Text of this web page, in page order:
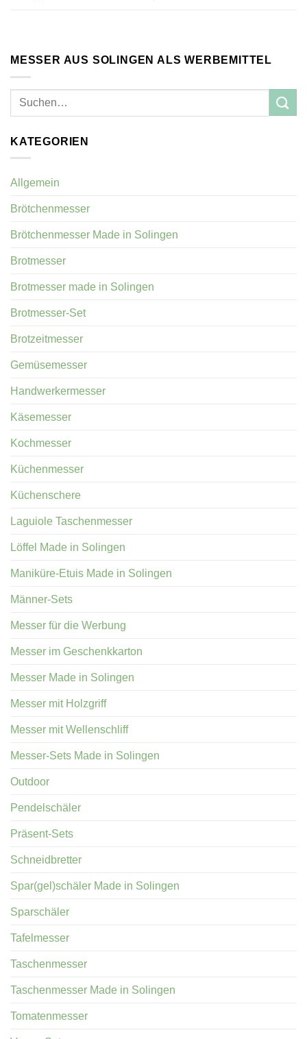
MESSER AUS SOLINGEN ALS WERBEMITTEL
KATEGORIEN
Allgemein
Brötchenmesser
Brötchenmesser Made in Solingen
Brotmesser
Brotmesser made in Solingen
Brotmesser-Set
Brotzeitmesser
Gemüsemesser
Handwerkermesser
Käsemesser
Kochmesser
Küchenmesser
Küchenschere
Laguiole Taschenmesser
Löffel Made in Solingen
Maniküre-Etuis Made in Solingen
Männer-Sets
Messer für die Werbung
Messer im Geschenkkarton
Messer Made in Solingen
Messer mit Holzgriff
Messer mit Wellenschliff
Messer-Sets Made in Solingen
Outdoor
Pendelschäler
Präsent-Sets
Schneidbretter
Spar(gel)schäler Made in Solingen
Sparschäler
Tafelmesser
Taschenmesser
Taschenmesser Made in Solingen
Tomatenmesser